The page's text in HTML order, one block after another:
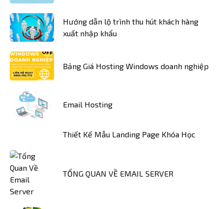
Hướng dẫn lộ trình thu hút khách hàng
xuất nhập khẩu
Bảng Giá Hosting Windows doanh nghiệp
Email Hosting
Thiết Kế Mẫu Landing Page Khóa Học
TỔNG QUAN VỀ EMAIL SERVER